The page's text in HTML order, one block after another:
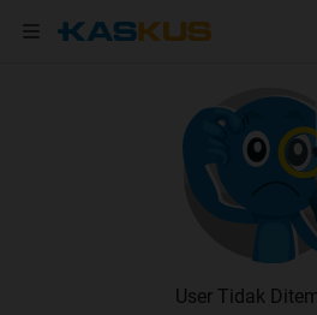
User Tidak